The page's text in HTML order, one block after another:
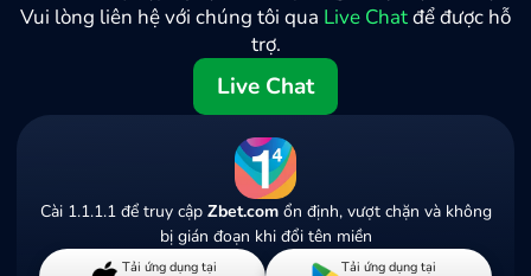
Vui lòng liên hệ với chúng tôi qua Live Chatđể được hỗ
trợ.
Live Chat
Cài 1.1.1.1 để truy cập Zbet.comổn định, vượt chặn và không
bị gián đoạn khi đổi tên miền
Tải ứng dụng tại Tải ứng dụng tại